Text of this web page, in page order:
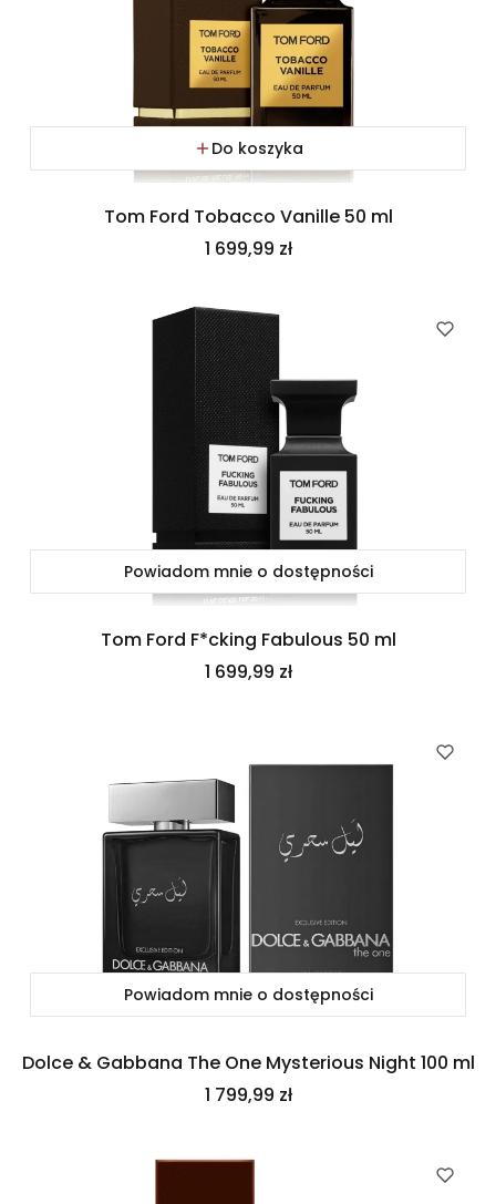
Do koszyka
Tom Ford Tobacco Vanille 50 ml
Cena
1 699,99 zł
Powiadom mnie o dostępności
Tom Ford F*cking Fabulous 50 ml
Cena
1 699,99 zł
Powiadom mnie o dostępności
Dolce & Gabbana The One Mysterious Night 100 ml
Cena
1 799,99 zł